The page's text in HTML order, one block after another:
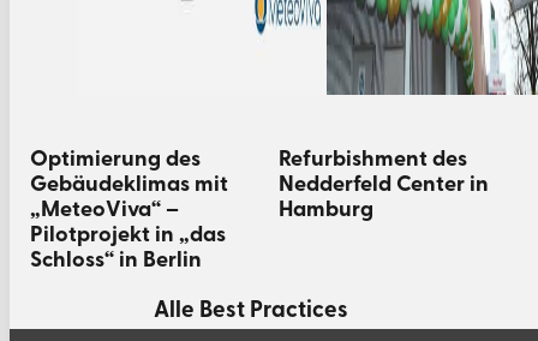
Optimierung des
Gebäudeklimas mit
„MeteoViva“ –
Pilotprojekt in „das
Schloss“ in Berlin
Refurbishment des
Nedderfeld Center in
Hamburg
Alle Best Practices